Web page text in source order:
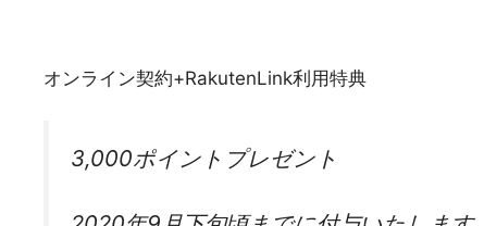
オンライン契約+RakutenLink利用特典
3,000ポイントプレゼント